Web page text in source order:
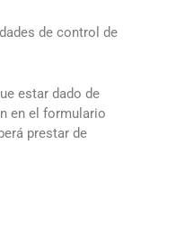
de control de
estar dado de
en el formulario
prestar de